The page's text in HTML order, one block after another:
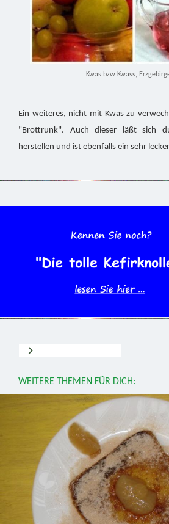
Kwas bzw Kwass,
Ein weiteres, nicht mit Kwas zu
"Brottrunk". Auch dieser läßt sich
herstellen und ist ebenfalls ein sehr
WEITERE THEMEN FÜR DICH: